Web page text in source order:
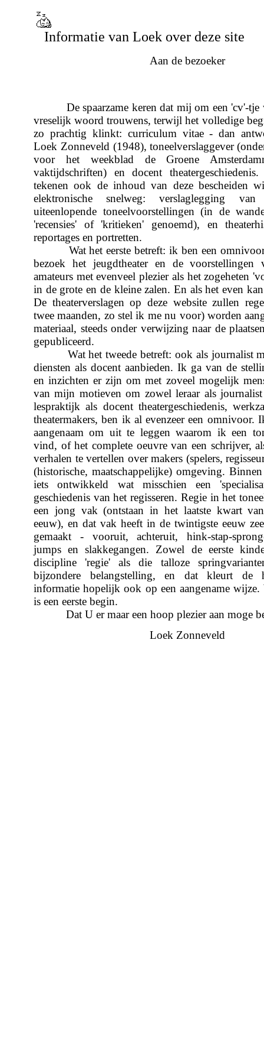
Informatie van Loek over deze site
Aan de bezoeker
De spaarzame keren dat mij om een 'cv'-tje
vreselijk woord trouwens, terwijl het volledige
zo prachtig klinkt: curriculum vitae - dan
Loek Zonneveld (1948), toneelverslaggever
voor het weekblad de Groene
vaktijdschriften) en docent
tekenen ook de inhoud van deze bescheiden
elektronische snelweg: verslaglegging
uiteenlopende toneelvoorstellingen (in de
'recensies' of 'kritieken' genoemd), en
reportages en portretten.
Wat het eerste betreft: ik ben een omnivoor,
bezoek het jeugdtheater en de voorstellingen
amateurs met evenveel plezier als het zogeheten
in de grote en de kleine zalen. En als het even
De theaterverslagen op deze website zullen
twee maanden, zo stel ik me nu voor) worden
materiaal, steeds onder verwijzing naar de
gepubliceerd.
Wat het tweede betreft: ook als journalist
diensten als docent aanbieden. Ik ga van de
en inzichten er zijn om met zoveel mogelijk
van mijn motieven om zowel leraar als
lespraktijk als docent theatergeschiedenis,
theatermakers, ben ik al evenzeer een omnivoor.
aangenaam om uit te leggen waarom ik een
vind, of het complete oeuvre van een schrijver,
verhalen te vertellen over makers (spelers,
(historische, maatschappelijke) omgeving.
iets ontwikkeld wat misschien een
geschiedenis van het regisseren. Regie in het
een jong vak (ontstaan in het laatste kwart
eeuw), en dat vak heeft in de twintigste eeuw
gemaakt - vooruit, achteruit, hink-stap-
jumps en slakkegangen. Zowel de eerste
discipline 'regie' als die talloze
bijzondere belangstelling, en dat kleurt de
informatie hopelijk ook op een aangename
is een eerste begin.
Dat U er maar een hoop plezier aan moge
Loek Zonneveld